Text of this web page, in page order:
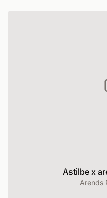
Astilbe x
Arends